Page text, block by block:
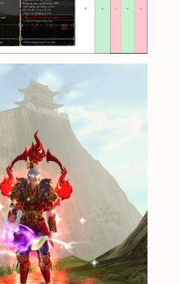
KỲ LÂN
kiệt đã chuẩn bị sẵn
thôi nào!
Lược Cập Nhật
một lượng lớn nhân
KỲ LÂN lên
tạo ra cho mình những
PHÁ, CỬU VĨ, HẮC NGÔ
xả thân vì đại ma vật
Ma Vật
ma vật trấn thủ '
PHONG
'sẽ xuất hiện, đại ma vật
SONG PHÁ, CỬU VĨ, HẮC
trợ.